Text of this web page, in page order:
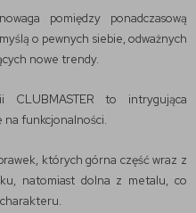
pomiędzy ponadczasową
o pewnych siebie, odważnych
nowe trendy.
CLUBMASTER to intrygująca
na funkcjonalności.
których górna część wraz z
natomiast dolna z metalu, co